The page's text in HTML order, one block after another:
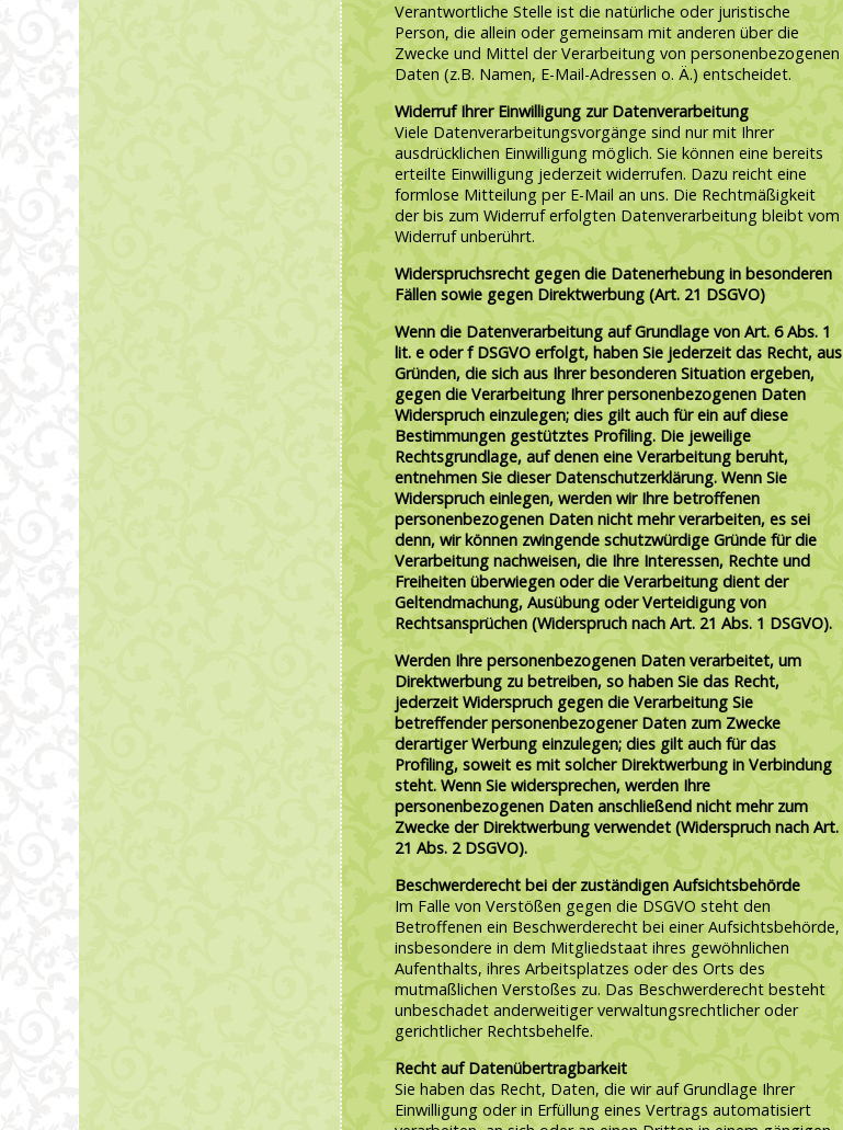
Verantwortliche Stelle ist die natürliche oder juristische
Person, die allein oder gemeinsam mit anderen über die
Zwecke und Mittel der Verarbeitung von personenbezogenen
Daten (z.B. Namen, E-Mail-Adressen o. Ä.) entscheidet.
Widerruf Ihrer Einwilligung zur Datenverarbeitung
Viele Datenverarbeitungsvorgänge sind nur mit Ihrer
ausdrücklichen Einwilligung möglich. Sie können eine bereits
erteilte Einwilligung jederzeit widerrufen. Dazu reicht eine
formlose Mitteilung per E-Mail an uns. Die Rechtmäßigkeit
der bis zum Widerruf erfolgten Datenverarbeitung bleibt vom
Widerruf unberührt.
Widerspruchsrecht gegen die Datenerhebung in besonderen
Fällen sowie gegen Direktwerbung (Art. 21 DSGVO)
Wenn die Datenverarbeitung auf Grundlage von Art. 6 Abs. 1
lit. e oder f DSGVO erfolgt, haben Sie jederzeit das Recht, aus
Gründen, die sich aus Ihrer besonderen Situation ergeben,
gegen die Verarbeitung Ihrer personenbezogenen Daten
Widerspruch einzulegen; dies gilt auch für ein auf diese
Bestimmungen gestütztes Profiling. Die jeweilige
Rechtsgrundlage, auf denen eine Verarbeitung beruht,
entnehmen Sie dieser Datenschutzerklärung. Wenn Sie
Widerspruch einlegen, werden wir Ihre betroffenen
personenbezogenen Daten nicht mehr verarbeiten, es sei
denn, wir können zwingende schutzwürdige Gründe für die
Verarbeitung nachweisen, die Ihre Interessen, Rechte und
Freiheiten überwiegen oder die Verarbeitung dient der
Geltendmachung, Ausübung oder Verteidigung von
Rechtsansprüchen (Widerspruch nach Art. 21 Abs. 1 DSGVO).
Werden Ihre personenbezogenen Daten verarbeitet, um
Direktwerbung zu betreiben, so haben Sie das Recht,
jederzeit Widerspruch gegen die Verarbeitung Sie
betreffender personenbezogener Daten zum Zwecke
derartiger Werbung einzulegen; dies gilt auch für das
Profiling, soweit es mit solcher Direktwerbung in Verbindung
steht. Wenn Sie widersprechen, werden Ihre
personenbezogenen Daten anschließend nicht mehr zum
Zwecke der Direktwerbung verwendet (Widerspruch nach Art.
21 Abs. 2 DSGVO).
Beschwerderecht bei der zuständigen Aufsichtsbehörde
Im Falle von Verstößen gegen die DSGVO steht den
Betroffenen ein Beschwerderecht bei einer Aufsichtsbehörde,
insbesondere in dem Mitgliedstaat ihres gewöhnlichen
Aufenthalts, ihres Arbeitsplatzes oder des Orts des
mutmaßlichen Verstoßes zu. Das Beschwerderecht besteht
unbeschadet anderweitiger verwaltungsrechtlicher oder
gerichtlicher Rechtsbehelfe.
Recht auf Datenübertragbarkeit
Sie haben das Recht, Daten, die wir auf Grundlage Ihrer
Einwilligung oder in Erfüllung eines Vertrags automatisiert